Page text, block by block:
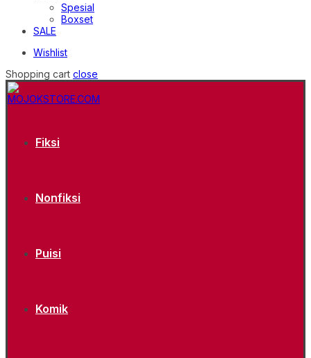
Spesial
Boxset
SALE
Wishlist
Shopping cart close
Fiksi
Nonfiksi
Puisi
Komik